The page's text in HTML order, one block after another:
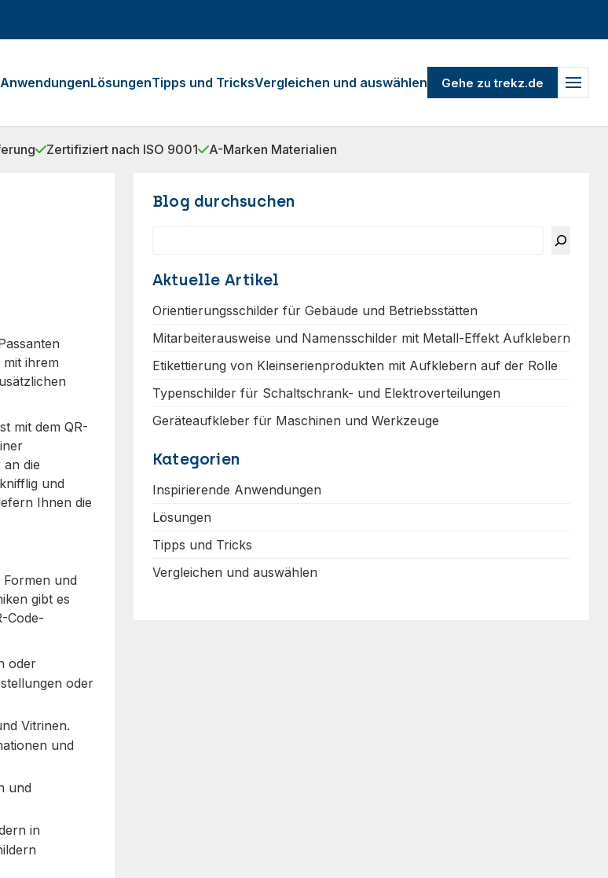
LösungenTipps und TricksVergleichen und auswählen Gehe zu trekz.de
Zertifiziert nach ISO 9001 A-Marken Materialien
ihrem
mit dem QR-
die
und
Ihnen die
Formen und
gibt es
Code-
oder
oder
Vitrinen.
und
und
in
Blog durchsuchen
Aktuelle Artikel
Orientierungsschilder für Gebäude und Betriebsstätten
Mitarbeiterausweise und Namensschilder mit Metall-Effekt Aufklebern
Etikettierung von Kleinserienprodukten mit Aufklebern auf der Rolle
Typenschilder für Schaltschrank- und Elektroverteilungen
Geräteaufkleber für Maschinen und Werkzeuge
Kategorien
Inspirierende Anwendungen
Lösungen
Tipps und Tricks
Vergleichen und auswählen